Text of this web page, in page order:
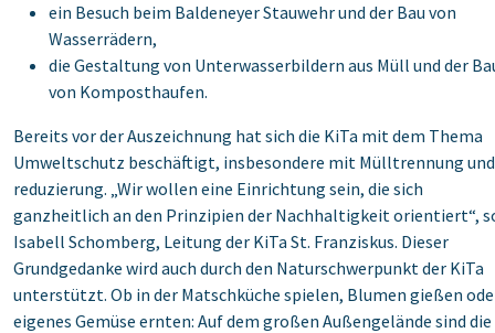
ein Besuch beim Baldeneyer Stauwehr und der Bau von
Wasserrädern,‎
die Gestaltung von Unterwasserbildern aus Müll und der
von Komposthaufen.‎
Bereits vor der Auszeichnung hat sich die KiTa mit dem Thema
Umweltschutz beschäftigt, ‎insbesondere mit Mülltrennung
reduzierung. „Wir wollen eine Einrichtung sein, die sich
‎ganzheitlich an den Prinzipien der Nachhaltigkeit orientiert“,
Isabell Schomberg, Leitung der KiTa ‎St. Franziskus. Dieser
Grundgedanke wird auch durch den Naturschwerpunkt der KiTa
unterstützt. ‎Ob in der Matschküche spielen, Blumen gießen
eigenes Gemüse ernten: Auf dem großen ‎Außengelände sind die